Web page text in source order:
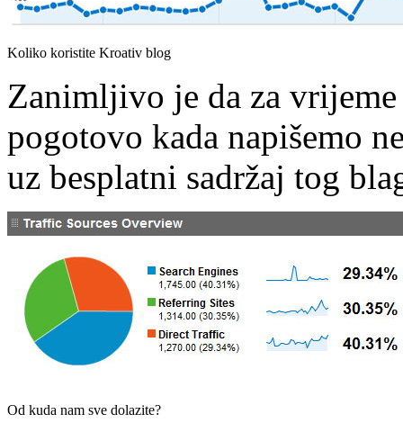
Koliko koristite Kroativ blog
Zanimljivo je da za
pogotovo kada napišemo
uz besplatni sadržaj tog
Od kuda nam sve dolazite?